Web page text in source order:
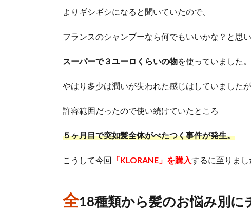
よりギシギシになると聞いていたので、
フランスのシャンプーなら何でもいいかな？と思い
スーパーで３ユーロくらいの物を使っていました。
やはり多少は潤いが失われた感じはしていましたが
許容範囲だったので使い続けていたところ
５ヶ月目で突如髪全体がべたつく事件が発生。
こうして今回 「KLORANE」を購入するに至りまし
全18種類から髪のお悩み別に